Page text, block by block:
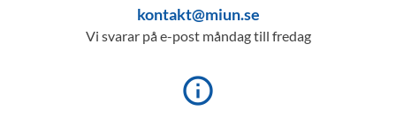
kontakt@miun.se
Vi svarar på e-post måndag till fredag
info_outline